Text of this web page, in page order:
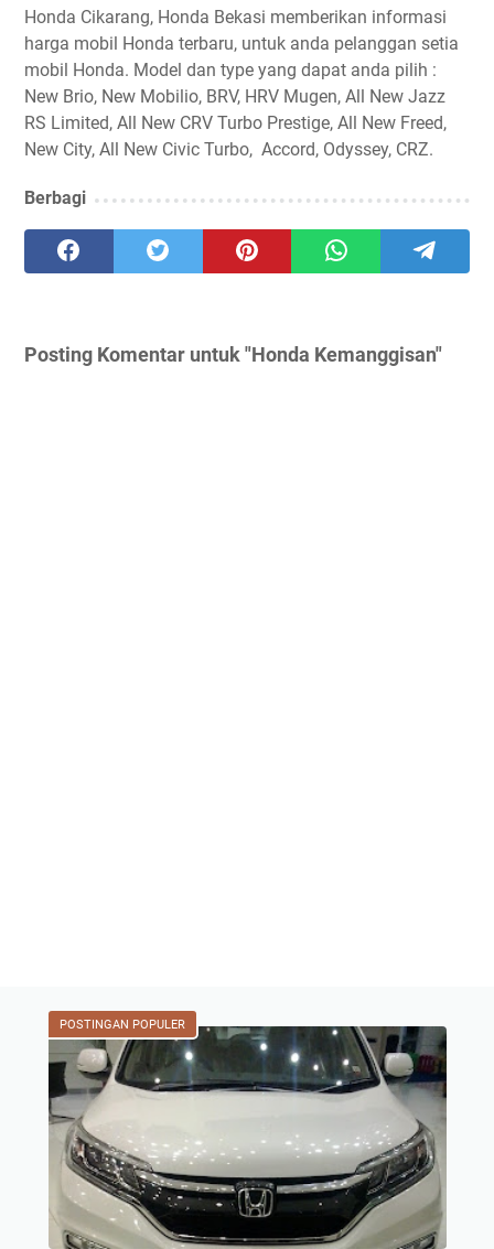
Honda Cikarang, Honda Bekasi memberikan informasi
harga mobil Honda terbaru, untuk anda pelanggan setia
mobil Honda. Model dan type yang dapat anda pilih :
New Brio, New Mobilio, BRV, HRV Mugen, All New Jazz
RS Limited, All New CRV Turbo Prestige, All New Freed,
New City, All New Civic Turbo, Accord, Odyssey, CRZ.
Berbagi
Posting Komentar untuk "Honda Kemanggisan"
POSTINGAN POPULER